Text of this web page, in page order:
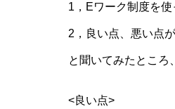
1，Eワーク制度を
2，良い点、悪い点
と聞いてみたところ
<良い点>